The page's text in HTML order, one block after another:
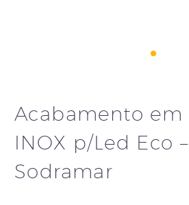
Acabamento em
INOX p/Led Eco –
Sodramar